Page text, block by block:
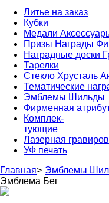
Литье на заказ
Кубки
Медали
Призы Награды
Наградные доски
Тарелки
Стекло Хрусталь
Тематические
Эмблемы Шильды
Фирменная
Комплек-
тующие
Лазерная
УФ печать
Главная> Эмблемы
Эмблема Бег